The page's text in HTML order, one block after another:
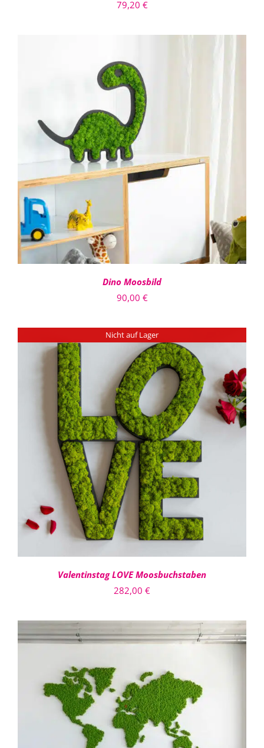
79,20 €
IN DEN WARENKORB
Dino Moosbild
90,00 €
Nicht auf Lager
DETAILS
Valentinstag LOVE Moosbuchstaben
282,00 €
IN DEN WARENKORB
/